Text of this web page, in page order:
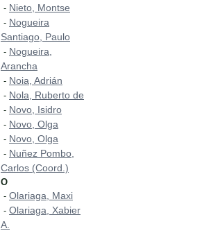
- Nieto, Montse
- Nogueira
Santiago, Paulo
- Nogueira,
Arancha
- Noia, Adrián
- Nola, Ruberto de
- Novo, Isidro
- Novo, Olga
- Novo, Olga
- Nuñez Pombo,
Carlos (Coord.)
O
- Olariaga, Maxi
- Olariaga, Xabier
A.